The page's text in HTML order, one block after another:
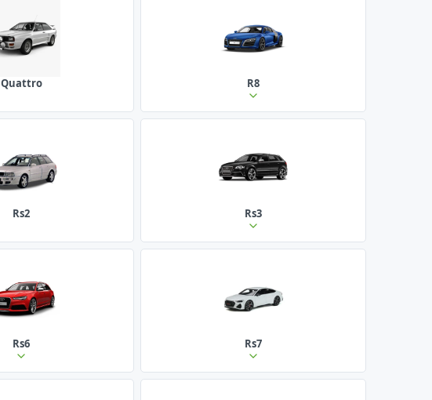
Quattro R8
Rs2 Rs3
Rs6 Rs7